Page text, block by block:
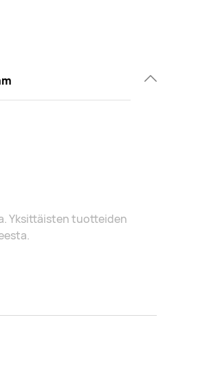
Yksittäisten tuotteiden